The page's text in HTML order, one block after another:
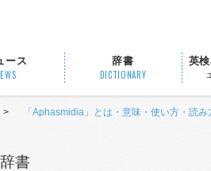
ース 辞書
DICTIONARY
英
> 「Aphasmidia」とは・意味・使い方・読
書